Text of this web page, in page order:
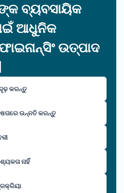
ବ୍ୟବସାୟିକ
ଆଧୁନିକ
ଉତ୍ପାଦ
କରନ୍ତୁ
ଉନ୍ନତି କରନ୍ତୁ
ନାହିଁ